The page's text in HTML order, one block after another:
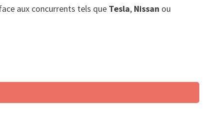
aux concurrents tels que Tesla, Nissan ou